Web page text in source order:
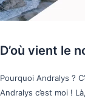
D’où vient le
Pourquoi Andralys ?
Andralys c’est moi !